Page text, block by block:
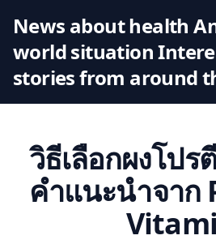
News about health
world situation
stories from around
วิธีเลือกผงโป
คำแนะนำจาก